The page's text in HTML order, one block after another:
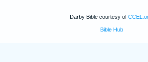
Darby Bible courtesy of
Bible Hub